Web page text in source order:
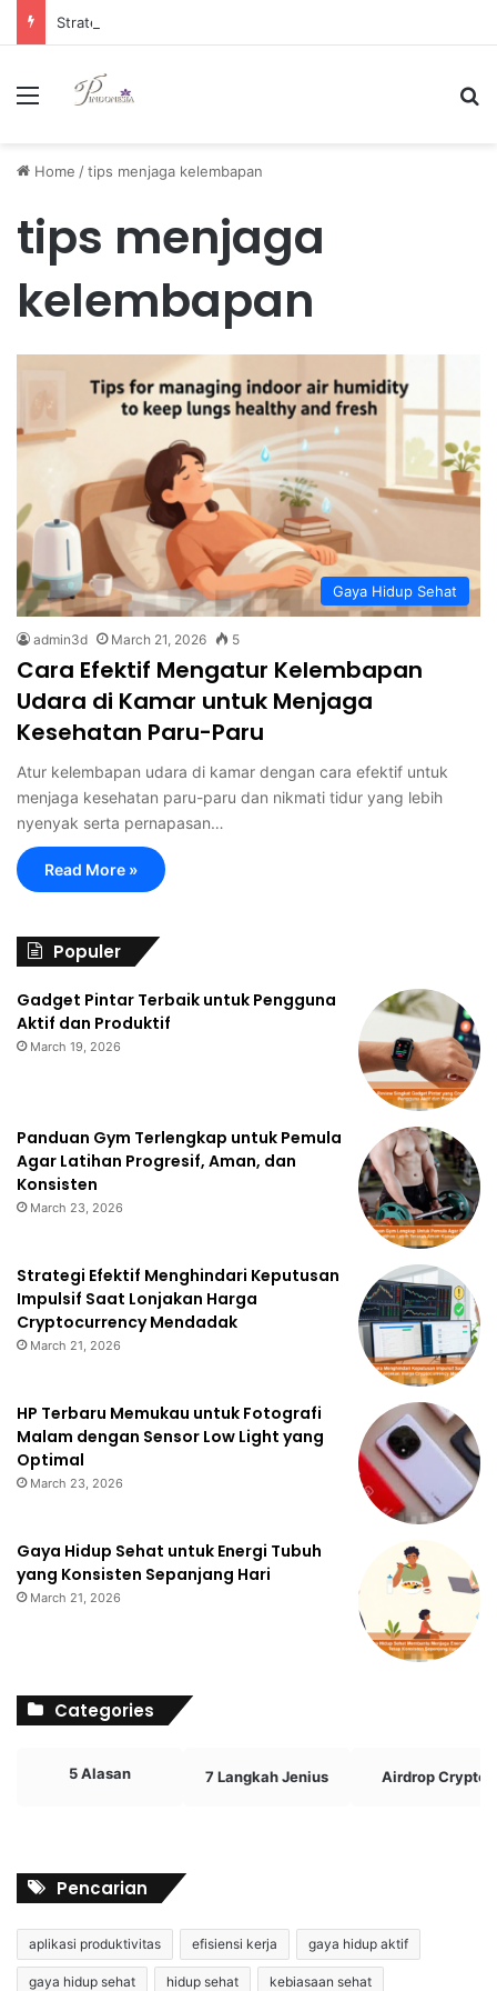
Menu
Home /tips menjaga kelembapan
tips menjaga
kelembapan
Gaya Hidup Sehat
admin3d March 21, 2026 5
Cara Efektif Mengatur Kelembapan
Udara di Kamar untuk Menjaga
Kesehatan Paru-Paru
Atur kelembapan udara di kamar dengan cara efektif untuk
menjaga kesehatan paru-paru dan nikmati tidur yang lebih
nyenyak serta pernapasan…
Read More »
Populer
Gadget Pintar Terbaik untuk Pengguna
Aktif dan Produktif
March 19, 2026
Panduan Gym Terlengkap untuk Pemula
Agar Latihan Progresif, Aman, dan
Konsisten
March 23, 2026
Strategi Efektif Menghindari Keputusan
Impulsif Saat Lonjakan Harga
Cryptocurrency Mendadak
March 21, 2026
HP Terbaru Memukau untuk Fotografi
Malam dengan Sensor Low Light yang
Optimal
March 23, 2026
Gaya Hidup Sehat untuk Energi Tubuh
yang Konsisten Sepanjang Hari
March 21, 2026
Categories
5 Alasan 7 Langkah Jenius Airdrop Crypto
Pencarian
aplikasi produktivitas efisiensi kerja gaya hidup aktif
gaya hidup sehat hidup sehat kebiasaan sehat